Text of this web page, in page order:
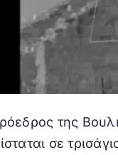
της
σε